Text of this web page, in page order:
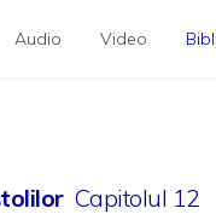
Audio Video
Capitolul 12